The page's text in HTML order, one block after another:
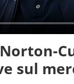
sul